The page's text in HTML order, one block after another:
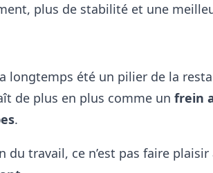
plus de stabilité et une
longtemps été un pilier de la
de plus en plus comme un frein
.
du travail, ce n’est pas faire plaisir